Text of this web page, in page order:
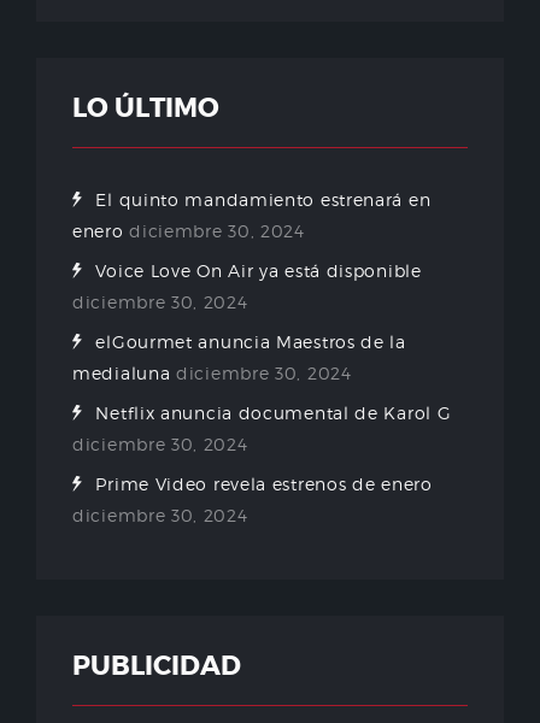
LO ÚLTIMO
El quinto mandamiento estrenará en
enero diciembre 30, 2024
Voice Love On Air ya está disponible
diciembre 30, 2024
elGourmet anuncia Maestros de la
medialuna diciembre 30, 2024
Netflix anuncia documental de Karol G
diciembre 30, 2024
Prime Video revela estrenos de enero
diciembre 30, 2024
PUBLICIDAD